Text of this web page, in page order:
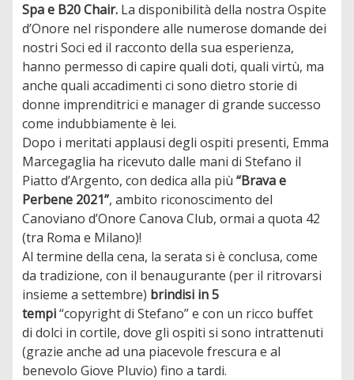
Spa e B20 Chair. La disponibilità della nostra Ospite
d’Onore nel rispondere alle numerose domande dei
nostri Soci ed il racconto della sua esperienza,
hanno permesso di capire quali doti, quali virtù, ma
anche quali accadimenti ci sono dietro storie di
donne imprenditrici e manager di grande successo
come indubbiamente è lei.
Dopo i meritati applausi degli ospiti presenti, Emma
Marcegaglia ha ricevuto dalle mani di Stefano il
Piatto d’Argento, con dedica alla più“Brava e
Perbene 2021”, ambito riconoscimento del
Canoviano d’Onore Canova Club, ormai a quota 42
(tra Roma e Milano)!
Al termine della cena, la serata si è conclusa, come
da tradizione, con il benaugurante (per il ritrovarsi
insieme a settembre) brindisi in 5
tempi“copyright di Stefano” e con un ricco buffet
di dolci in cortile, dove gli ospiti si sono intrattenuti
(grazie anche ad una piacevole frescura e al
benevolo Giove Pluvio) fino a tardi.